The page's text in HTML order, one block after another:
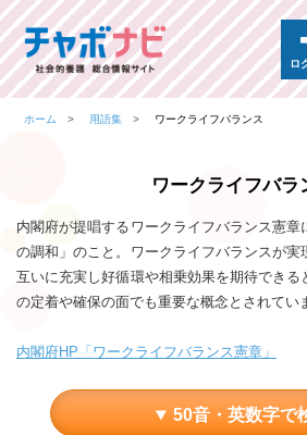
ロ
ホーム 用語集 ワークライフバランス
ワークライフバラ
内閣府が提唱するワークライフバランス憲
の調和」のこと。ワークライフバランスが
互いに充実し好循環や相乗効果を期待できる
の定着や確保の面でも重要な概念とされてい
内閣府HP「ワークライフバランス憲章」
50音・英数字で